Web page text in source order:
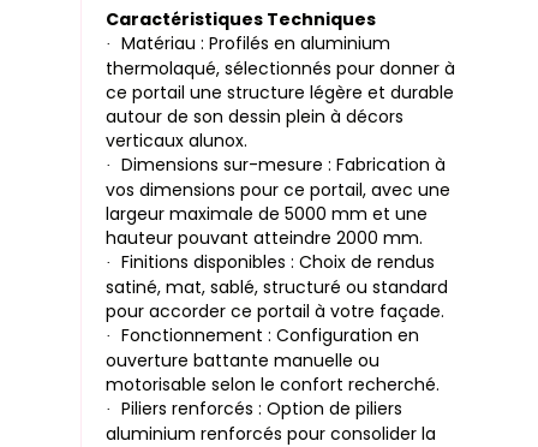
Caractéristiques Techniques
·
Matériau : Profilés en aluminium
thermolaqué, sélectionnés pour donner à
ce portail une structure légère et durable
autour de son dessin plein à décors
verticaux alunox.
·
Dimensions sur-mesure : Fabrication à
vos dimensions pour ce portail, avec une
largeur maximale de 5000 mm et une
hauteur pouvant atteindre 2000 mm.
·
Finitions disponibles : Choix de rendus
satiné, mat, sablé, structuré ou standard
pour accorder ce portail à votre façade.
·
Fonctionnement : Configuration en
ouverture battante manuelle ou
motorisable selon le confort recherché.
·
Piliers renforcés : Option de piliers
aluminium renforcés pour consolider la